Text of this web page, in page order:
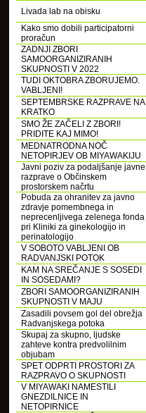
Livada lab na obisku
Kako smo dobili participatorni
proračun
ZADNJI ZBORI
SAMOORGANIZIRANIH
SKUPNOSTI V 2022
TUDI OKTOBRA ZBORUJEMO.
VABLJENI!
SEPTEMBRSKE RAZPRAVE NA
KRATKO
SMO ŽE ZAČELI Z ZBORI!
PRIDITE KAJ MIMO!
MEDNATRODNA NOČ
NETOPIRJEV OB MIYAWAKIJU
Javni poziv za podaljšanje javne
razprave o Občinskem
prostorskem načrtu
Pobuda za ohranitev za javno
zdravje pomembnega in
neprecenljivega zelenega fonda
pri Kliniki za ginekologijo in
perinatologijo
V SOBOTO VABLJENI OB
RADVANJSKI POTOK
KAM NA SREČANJE S SOSEDI
IN SOSEDAMI?
ZBORI SAMOORGANIZIRANIH
SKUPNOSTI V MAJU
Zasadili povsem gol del obrežja
Radvanjskega potoka
Skupaj za skupno, ljudske
zahteve kontra predvolilnim
objubam
SPET ODPRTI PROSTORI ZA
RAZPRAVO O SKUPNOSTI
V MIYAWAKI NAMESTILI
GNEZDILNICE IN
NETOPIRNICE